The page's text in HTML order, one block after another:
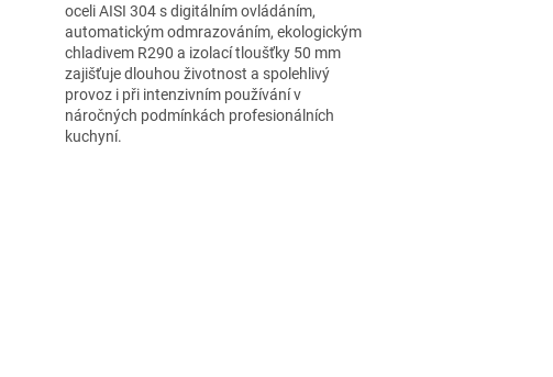
oceli AISI 304 s digitálním ovládáním,
automatickým odmrazováním, ekologickým
chladivem R290 a izolací tloušťky 50 mm
zajišťuje dlouhou životnost a spolehlivý
provoz i při intenzivním používání v
náročných podmínkách profesionálních
kuchyní.